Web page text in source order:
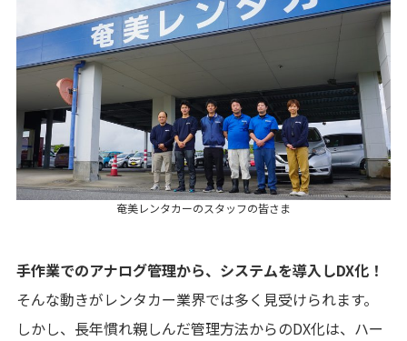
奄美レンタカーのスタッフの皆さま
手作業でのアナログ管理から、システムを導入しDX化！
そんな動きがレンタカー業界では多く見受けられます。
しかし、長年慣れ親しんだ管理方法からのDX化は、ハー